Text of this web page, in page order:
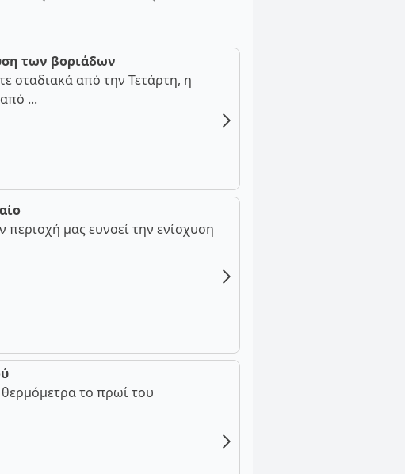
των βοριάδων
σταδιακά από την Τετάρτη, η
...
μας ευνοεί την ενίσχυση
το πρωί του